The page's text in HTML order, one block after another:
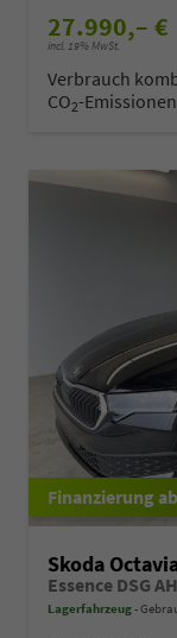
27.990,– €
incl. 19% MwSt.
Verbrauch
CO2-
Skoda
Essence DSG
Lagerfahrzeug